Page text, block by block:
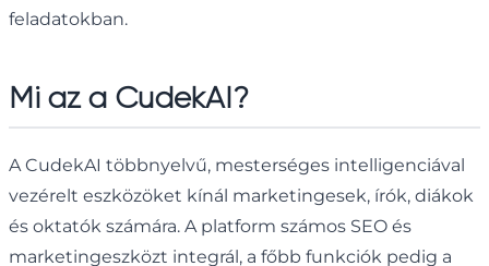
feladatokban.
Mi az a CudekAI?
A CudekAI többnyelvű, mesterséges intelligenciával
vezérelt eszközöket kínál marketingesek, írók, diákok
és oktatók számára. A platform számos SEO és
marketingeszközt integrál, a főbb funkciók pedig a